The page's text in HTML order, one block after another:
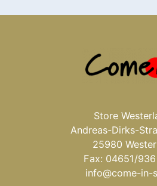
Store
Andreas-Dirks-
25980
Fax: 04651/
info@come-in-